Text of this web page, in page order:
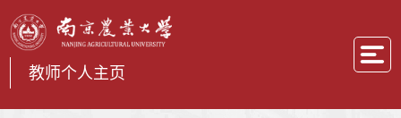
教师个人主页